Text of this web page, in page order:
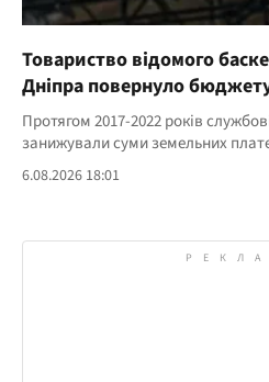
Товариство відомого
Дніпра повернуло
Протягом 2017-2022 років
занижували суми земельних
6.08.2026 18:01